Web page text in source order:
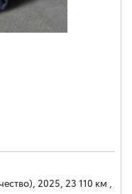
2025, 23 110 км ,